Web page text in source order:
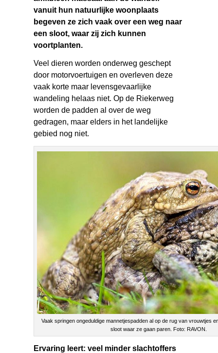
vanuit hun natuurlijke woonplaats
begeven ze zich vaak over een weg naar
een sloot, waar zij zich kunnen
voortplanten.
Veel dieren worden onderweg geschept
door motorvoertuigen en overleven deze
vaak korte maar levensgevaarlijke
wandeling helaas niet. Op de Riekerweg
worden de padden al over de weg
gedragen, maar elders in het landelijke
gebied nog niet.
Vaak springen ongeduldige mannetjespadden al op de rug van vrouwtjes
sloot waar ze gaan paren. Foto: RAVON.
Ervaring leert: veel minder slachtoffers